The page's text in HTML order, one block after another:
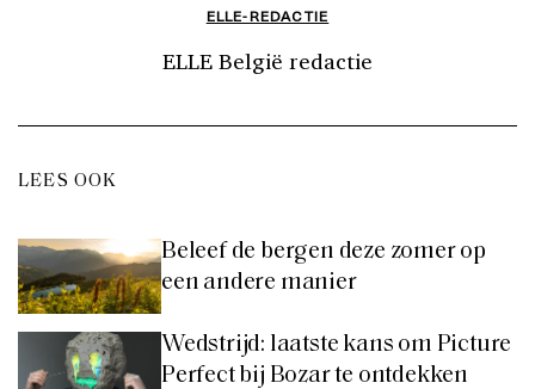
ELLE-REDACTIE
ELLE België redactie
LEES OOK
Beleef de bergen deze zomer op
een andere manier
Wedstrijd: laatste kans om Picture
Perfect bij Bozar te ontdekken